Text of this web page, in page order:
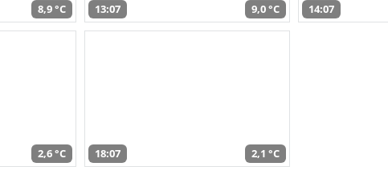
8,9 °C 13:07 9,0 °C 14:07
2,6 °C 18:07 2,1 °C